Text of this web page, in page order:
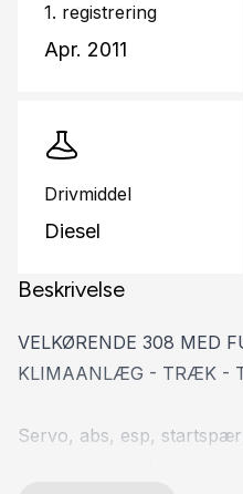
1. registrering
Apr. 2011
Drivmiddel
Diesel
Beskrivelse
VELKØRENDE 308 MED
KLIMAANLÆG - TRÆK -
Servo, abs, esp,